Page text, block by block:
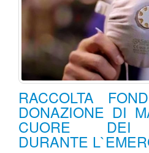
RACCOLTA
DONAZIONE DI
CUORE DEI
DURANTE